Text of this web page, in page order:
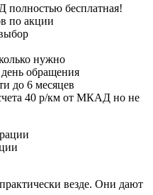
полностью бесплатная!
по акции
нужно
обращения
до 6 месяцев
40 р/км от МКАД но не
везде. Они дают